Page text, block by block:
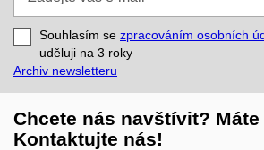
e-
mail
Souhlasím se zpracováním osobních
uděluji na 3 roky
Archiv newsletteru
Chcete nás navštívit?
Kontaktujte nás!